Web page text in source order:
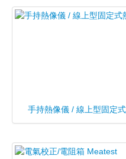
手持熱像儀 / 線上型固定